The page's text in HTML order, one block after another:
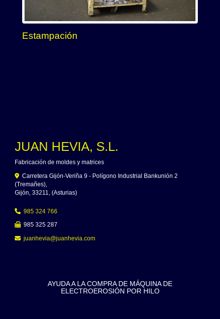
Estampación
JUAN HEVIA, S.L.
Fabricación de moldes y matrices
Carretera Gijón-Veriña 9 - Polígono Industrial Bankunión 2
(Tremañes),
Gijón 33211 (Asturias)
985 324 766
985 325 287
juanhevia
juanhevia.com
AYUDA A LA COMPRA DE MÁQUINA DE
ELECTROEROSIÓN POR HILO